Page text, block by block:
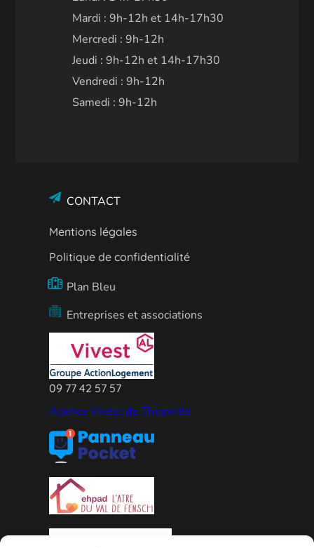
Mardi : 9h-12h et 14h-17h30
Mercredi : 9h-12h
Jeudi : 9h-12h et 14h-17h30
Vendredi : 9h-12h
Samedi : 9h-12h
CONTACT
Mentions légales
Politique de confidentialité
Plan Bleu
Entreprises et associations
09 77 42 57 57
Agence Vivest de Thionville